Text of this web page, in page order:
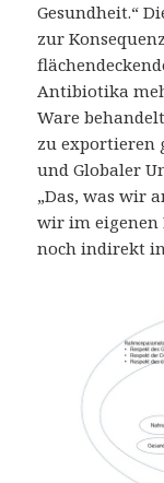
Gesundheit.“
zur
Antibiotika
Ware
zu exportieren
und Globaler
„Das, was wir
wir im eigenen
noch indirekt